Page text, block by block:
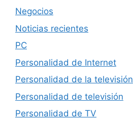
Negocios
Noticias recientes
PC
Personalidad de Internet
Personalidad de la televisión
Personalidad de televisión
Personalidad de TV